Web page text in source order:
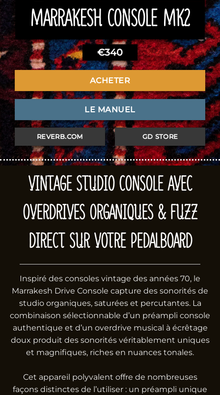
MARRAKESH CONSOLE MK2
€340
ACHETER
LE MANUEL
REVERB.COM GD STORE
VINTAGE STUDIO CONSOLE AVEC
OVERDRIVES ORGANIQUES & FUZZ
DIRECT SUR VOTRE PEDALBOARD
Inspiré des consoles vintage des années 70, le
Marrakesh Drive Console capture des sonorités de
studio organiques, saturées et percutantes. La
combinaison sélectionnable d’un préampli console
authentique et d’un overdrive musical à écrêtage
doux produit des sonorités véritablement uniques
et magnifiques, riches en nuances tonales.
Cet appareil polyvalent offre de nombreuses
façons distinctes de l’utiliser : un préampli unique